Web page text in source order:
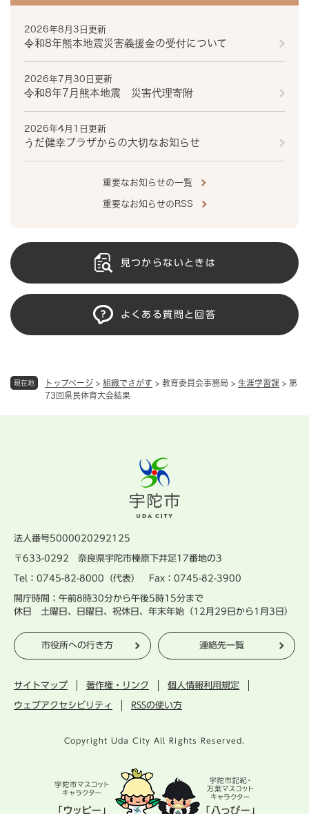
現在地 トップページ > 組織でさがす > 教育委員会事務局 > 生涯学習課 > 第
73回県民体育大会結果
2026年8月3日更新
令和8年熊本地震災害義援金の受付について
2026年7月30日更新
令和8年7月熊本地震 災害代理寄附
2026年4月1日更新
うだ健幸プラザからの大切なお知らせ
重要なお知らせの一覧
重要なお知らせのRSS
見つからないときは
よくある質問と回答
法人番号5000020292125
〒633-0292 奈良県宇陀市榛原下井足17番地の3
Tel：0745-82-8000（代表） Fax：0745-82-3900
開庁時間：午前8時30分から午後5時15分まで
休日 土曜日、日曜日、祝休日、年末年始（12月29日から1月3日）
市役所への行き方 連絡先一覧
サイトマップ 著作権・リンク 個人情報利用規定
ウェブアクセシビリティ RSSの使い方
Copyright Uda City All Rights Reserved.